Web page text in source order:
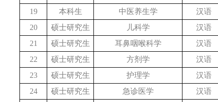
19
本科生 中医养生学
汉语
20
硕士研究生 儿科学
汉语
21
硕士研究生 耳鼻咽喉科学
汉语
22
硕士研究生 方剂学
汉语
23
硕士研究生 护理学
汉语
24
硕士研究生 急诊医学
汉语